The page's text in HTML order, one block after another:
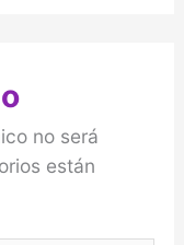
no será
están